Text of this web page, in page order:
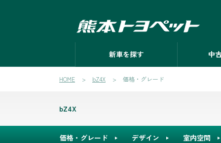
新車を探す 中
HOME bZ4X 価格・グレード
bZ4X
価格・グレード デザイン 室内空間